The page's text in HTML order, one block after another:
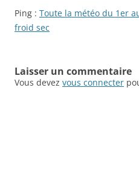
Ping : Toute la météo du 1er
froid sec
Laisser un commentaire
Vous devez vous connecter